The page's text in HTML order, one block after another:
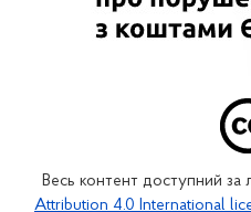
Весь контент доступний за
Attribution 4.0 International